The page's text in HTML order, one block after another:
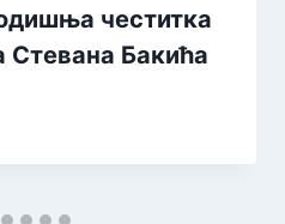
честитка
Стевана Бакића